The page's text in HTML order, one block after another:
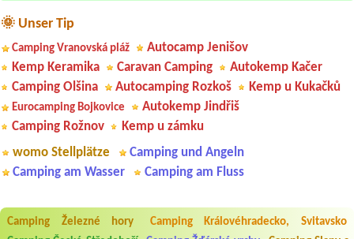
🌞 Unser Tip
Camping Vranovská pláž
Autocamp Jenišov
Kemp Keramika
Caravan Camping
Autokemp Kačer
Camping Olšina
Autocamping Rozkoš Kemp u Kukačků
Eurocamping Bojkovice
Autokemp Jindřiš
Camping Rožnov
Kemp u zámku
womo Stellplätze
Camping und Angeln
Camping am Wasser
Camping am Fluss
Camping Železné hory
Camping Královéhradecko, Svitavsko